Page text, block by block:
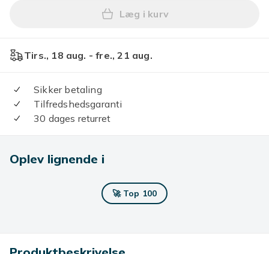
Læg 3 stk. metalfuglebad
Læg i kurv
Tirs., 18 aug. - fre., 21 aug.
Sikker betaling
Tilfredshedsgaranti
30 dages returret
Oplev lignende i
🚀 Top 100